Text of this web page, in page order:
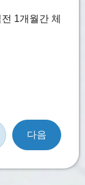
1개월간 체
다음